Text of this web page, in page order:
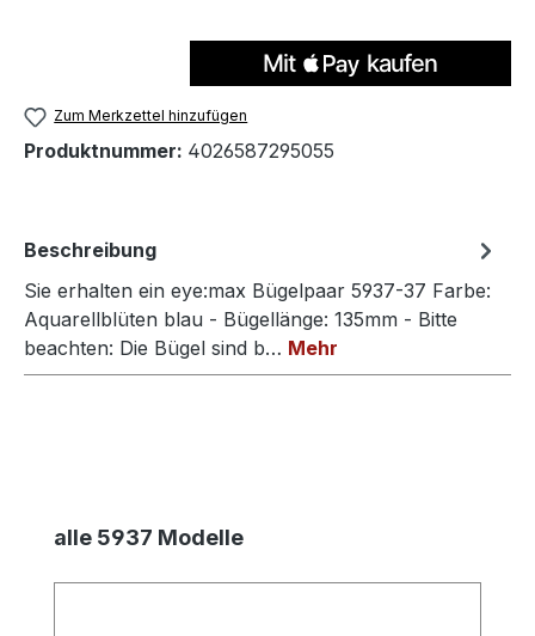
Zum Merkzettel hinzufügen
Produktnummer: 4026587295055
Beschreibung
Sie erhalten ein eye:max Bügelpaar 5937-37 Farbe:
Aquarellblüten blau - Bügellänge: 135mm - Bitte
beachten: Die Bügel sind b… Mehr
Produktgalerie überspringen
alle 5937 Modelle